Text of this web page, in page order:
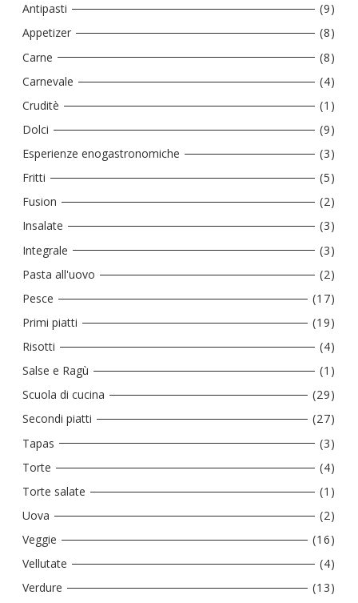
Antipasti
(9)
Appetizer
(8)
Carne
(8)
Carnevale
(4)
Cruditè
(1)
Dolci
(9)
Esperienze enogastronomiche
(3)
Fritti
(5)
Fusion
(2)
Insalate
(3)
Integrale
(3)
Pasta all'uovo
(2)
Pesce
(17)
Primi piatti
(19)
Risotti
(4)
Salse e Ragù
(1)
Scuola di cucina
(29)
Secondi piatti
(27)
Tapas
(3)
Torte
(4)
Torte salate
(1)
Uova
(2)
Veggie
(16)
Vellutate
(4)
Verdure
(13)